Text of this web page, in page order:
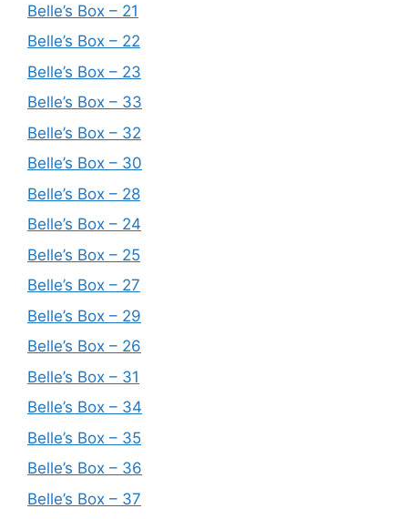
Belle’s Box – 21
Belle’s Box – 22
Belle’s Box – 23
Belle’s Box – 33
Belle’s Box – 32
Belle’s Box – 30
Belle’s Box – 28
Belle’s Box – 24
Belle’s Box – 25
Belle’s Box – 27
Belle’s Box – 29
Belle’s Box – 26
Belle’s Box – 31
Belle’s Box – 34
Belle’s Box – 35
Belle’s Box – 36
Belle’s Box – 37